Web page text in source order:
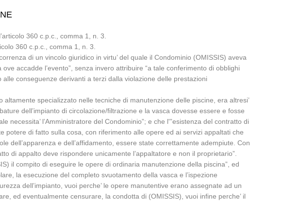
360 c.p.c., comma 1, n. 3.
360 c.p.c., comma 1, n. 3.
di un vincolo giuridico in virtu’ del quale il Condominio (OMISSIS) aveva
accadde l’evento”, senza invero attribuire “a tale conferimento di obblighi
conseguenze derivanti a terzi dalla violazione delle prestazioni
specializzato nelle tecniche di manutenzione delle piscine, era altresi’
dell’impianto di circolazione/filtrazione e la vasca dovesse essere e fosse
l’Amministratore del Condominio”; e che l'”esistenza del contratto di
potere di fatto sulla cosa, con riferimento alle opere ed ai servizi appaltati che
dell’apparenza e dell’affidamento, essere state correttamente adempiute. Con
di appalto deve rispondere unicamente l’appaltatore e non il proprietario”.
il compito di eseguire le opere di ordinaria manutenzione della piscina”, ed
la esecuzione del completo svuotamento della vasca e l’ispezione
dell’impianto, vuoi perche’ le opere manutentive erano assegnate ad un
ed eventualmente censurare, la condotta di (OMISSIS), vuoi infine perche’ il